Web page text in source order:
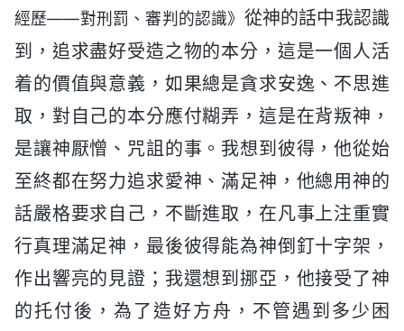
經歷——對刑罰、審判的認識》 從神的話中我認識
到，追求盡好受造之物的本分，這是一個人活
着的價值與意義，如果總是貪求安逸、不思進
取，對自己的本分應付糊弄，這是在背叛神，
是讓神厭憎、咒詛的事。我想到彼得，他從始
至終都在努力追求愛神、滿足神，他總用神的
話嚴格要求自己，不斷進取，在凡事上注重實
行真理滿足神，最後彼得能為神倒釘十字架，
作出響亮的見證；我還想到挪亞，他接受了神
的托付後，為了造好方舟，不管遇到多少困